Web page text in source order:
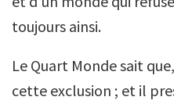
toujours ainsi.
Le Quart Monde sait
cette exclusion ; et il